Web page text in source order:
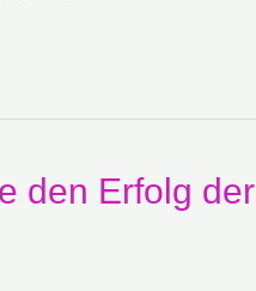
den Erfolg der